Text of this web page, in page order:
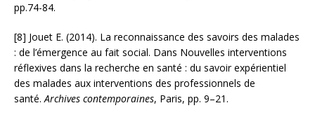
pp.74-84.
[8] Jouet E. (2014). La reconnaissance des savoirs des malades
: de l’émergence au fait social. Dans Nouvelles interventions
réflexives dans la recherche en santé : du savoir expérientiel
des malades aux interventions des professionnels de
santé.Archives contemporaines, Paris, pp. 9–21.